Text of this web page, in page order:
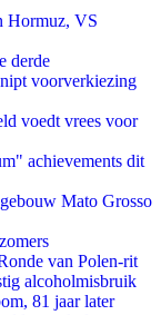
Hormuz, VS
derde
voorverkiezing
voedt vrees voor
achievements dit
Mato Grosso
van Polen-rit
alcoholmisbruik
81 jaar later